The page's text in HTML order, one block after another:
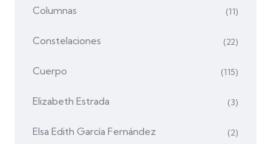
Columnas (11)
Constelaciones (22)
Cuerpo (115)
Elizabeth Estrada (3)
Elsa Edith García Fernández (2)